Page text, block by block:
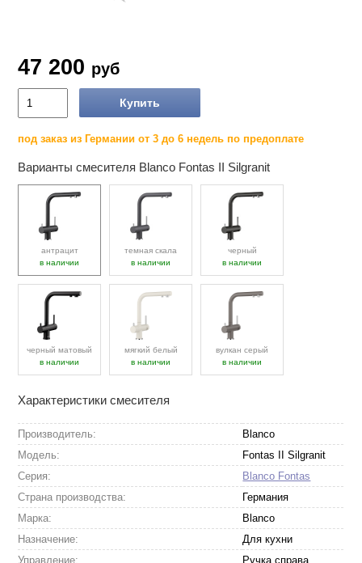
47 200 руб
Купить
под заказ из Германии от 3 до 6 недель по предоплате
Варианты смесителя Blanco Fontas II Silgranit
антрацит
в наличии
темная скала
в наличии
черный
в наличии
черный матовый
в наличии
мягкий белый
в наличии
вулкан серый
в наличии
Характеристики смесителя
Производитель:
Blanco
Модель:
Fontas II Silgranit
Серия:
Blanco Fontas
Страна производства:
Германия
Марка:
Blanco
Назначение:
Для кухни
Управление:
Ручка справа